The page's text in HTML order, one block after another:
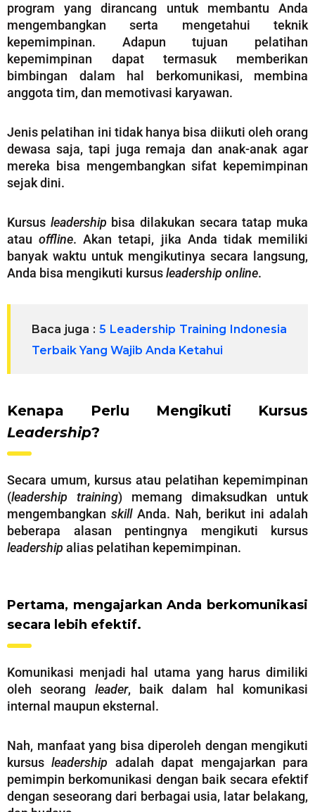
program yang dirancang untuk membantu Anda
mengembangkan serta mengetahui teknik
kepemimpinan. Adapun tujuan pelatihan
kepemimpinan dapat termasuk memberikan
bimbingan dalam hal berkomunikasi, membina
anggota tim, dan memotivasi karyawan.
Jenis pelatihan ini tidak hanya bisa diikuti oleh orang
dewasa saja, tapi juga remaja dan anak-anak agar
mereka bisa mengembangkan sifat kepemimpinan
sejak dini.
Kursus leadership bisa dilakukan secara tatap muka
atauoffline. Akan tetapi, jika Anda tidak memiliki
banyak waktu untuk mengikutinya secara langsung,
Anda bisa mengikuti kursusleadership online.
Baca juga : 5 Leadership Training Indonesia
Terbaik Yang Wajib Anda Ketahui
Kenapa Perlu Mengikuti Kursus
Leadership?
Secara umum, kursus atau pelatihan kepemimpinan
(leadership training) memang dimaksudkan untuk
mengembangkan skillAnda. Nah, berikut ini adalah
beberapa alasan pentingnya mengikuti kursus
leadership alias pelatihan kepemimpinan.
Pertama, mengajarkan Anda berkomunikasi
secara lebih efektif.
Komunikasi menjadi hal utama yang harus dimiliki
oleh seorang leader, baik dalam hal komunikasi
internal maupun eksternal.
Nah, manfaat yang bisa diperoleh dengan mengikuti
kursusleadership adalah dapat mengajarkan para
pemimpin berkomunikasi dengan baik secara efektif
dengan seseorang dari berbagai usia, latar belakang,